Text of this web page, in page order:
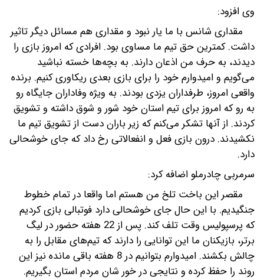
وی افزود:
مقداری شانس با ما یار نبود و مقداری هم مسائل دیگر تاثیر
داشت. کمترین حق تیم ما مساوی بود. افرادی که امروز بازی را
دیدند، به حرف من اذعان دارند. به بچه‌ها خسته نباشید
می‌گویم و امیدوارم خود را برای بازی بعدی ریکاوری کنیم. برنده
واقعی امروز، طرفداران یزدی بودند. به ویژه وفاداران جایگاه رو
به رو که امروز برای تیم استان خود شور و شوق داشته و تشویق
کردند. از آنها تشکر می‌کنم که زیر باران دست از تشویق تیم ما
نکشیدند. درون بازی فعل و انفعالاتی رخ داد که جای خوشحالی
دارد.
سرمربی چادرملو اضافه کرد:
مقصر این باخت تلخ من هستم اما واقعا در تمام خطوط
جنگیدیم. با این حال جای خوشحالی دارد فوتبالی بازی کردیم
که پرسپولیس وقت تلف کند. پس از 22 هفته حضور در لیگ
برتر، بازیکنان ما این توانایی را دارند که تیم‌های مقابل را به
چالش بکشند. امیدوارم بتوانیم در 8 هفته باقی مانده نیز این
روند را حفظ کرده و نتایجی در خور شان مردم استان بگیریم.